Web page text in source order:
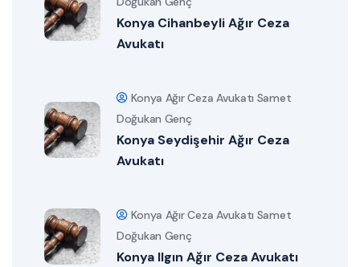
Konya Cihanbeyli Ağır Ceza
Avukatı
Konya Ağır Ceza Avukatı Samet
Doğukan Genç
Konya Seydişehir Ağır Ceza
Avukatı
Konya Ağır Ceza Avukatı Samet
Doğukan Genç
Konya Ilgın Ağır Ceza Avukatı